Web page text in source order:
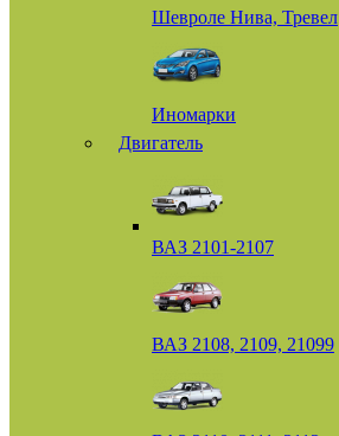
Шевроле Нива, Тревел
Иномарки
Двигатель
ВАЗ 2101-2107
ВАЗ 2108, 2109, 21099